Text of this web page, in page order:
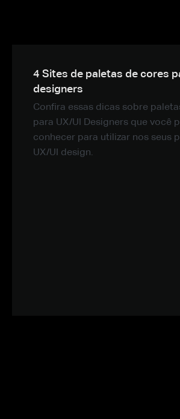
4 Sites de paletas de cores
designers
Confira essas dicas sobre
para UX/UI Designers que você
conhecer para utilizar nos seus
UX/UI design.